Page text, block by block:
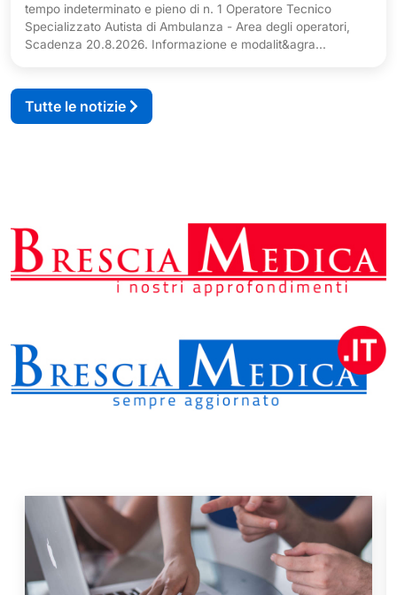
tempo indeterminato e pieno di n. 1 Operatore Tecnico
Specializzato Autista di Ambulanza - Area degli operatori,
Scadenza 20.8.2026. Informazione e modalit&agra...
Tutte le notizie